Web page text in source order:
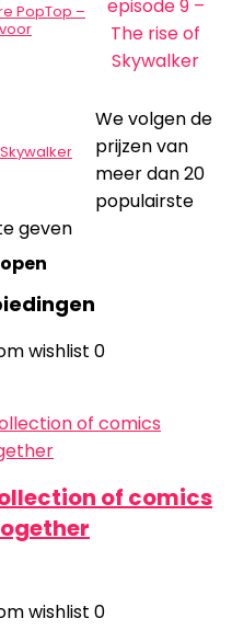
PopTop –
We volgen de
prijzen van
meer dan 20
populairste
geven
wishlist 0
of comics
wishlist 0